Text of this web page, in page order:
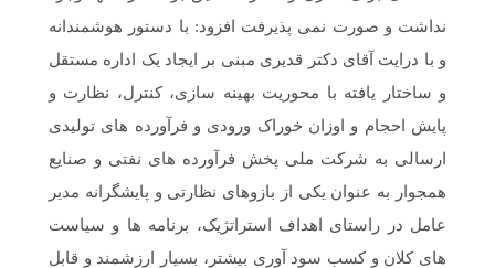
نداشت و صورت نمی پذیرفت افزود: با دستور هوشمندانه
و با درایت آقای دکتر قدیری مبنی بر ایجاد یک اداره مستقل
و ساختار یافته با محوریت بهینه سازی، کنترل، نظارت و
پایش احجام و اوزان خوراک ورودی و فرآورده های تولیدی
ارسالی به شرکت ملی پخش فرآورده های نفتی و صنایع
همجوار به عنوان یکی از بازوهای نظارتی و پایشگرانه مدیر
عامل در راستای اهداف استراتژیک، برنامه ها و سیاست
های کلان و کسب سود آوری بیشتر، بسیار ارزشمند و قابل